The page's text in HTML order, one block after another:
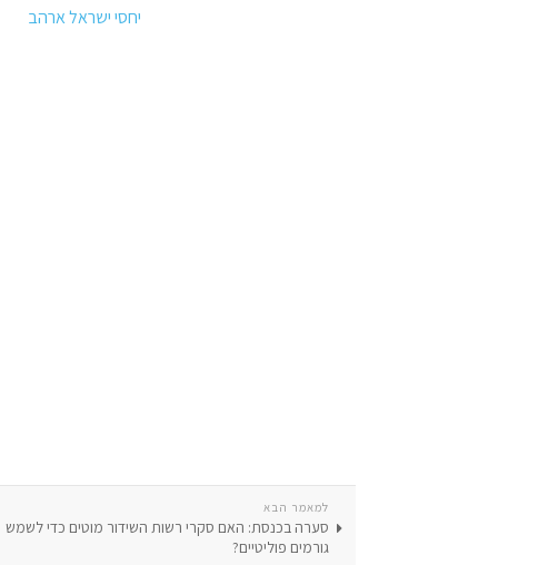
יחסי ישראל ארהב
למאמר הבא
סערה בכנסת: האם סקרי רשות השידור מוטים כדי לשמש
גורמים פוליטיים?